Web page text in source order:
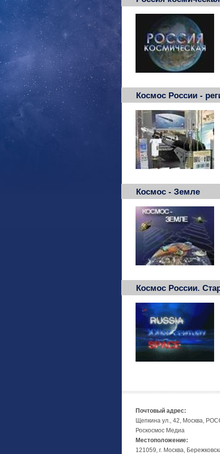
Космос России -
Космос - Земле
Космос России.
Почтовый адрес:
Щепкина ул., 42, Москва,
Роскосмос Медиа
Местоположение:
121059, г. Москва,